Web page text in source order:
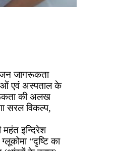
जन जागरूकता
एवं अस्पताल के
की अलख
सरल विकल्प,
इन्दिरेश
“दृष्टि का